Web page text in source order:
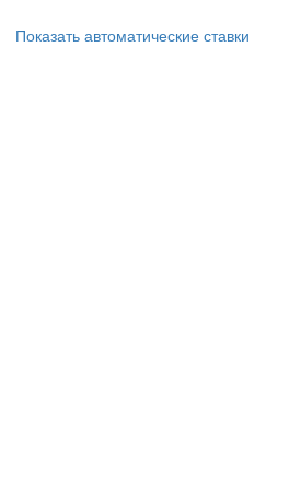
Показать автоматические ставки